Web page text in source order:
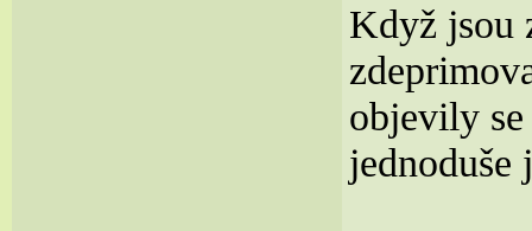
Když jsou
objevily
jednoduše